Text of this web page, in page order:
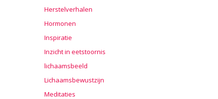
Herstelverhalen
Hormonen
Inspiratie
Inzicht in eetstoornis
lichaamsbeeld
Lichaamsbewustzijn
Meditaties